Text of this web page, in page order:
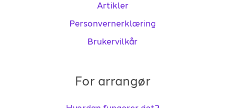
Artikler
Personvernerklæring
Brukervilkår
For arrangør